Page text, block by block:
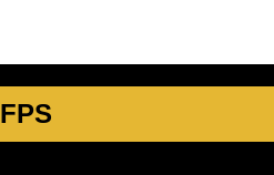
FPS